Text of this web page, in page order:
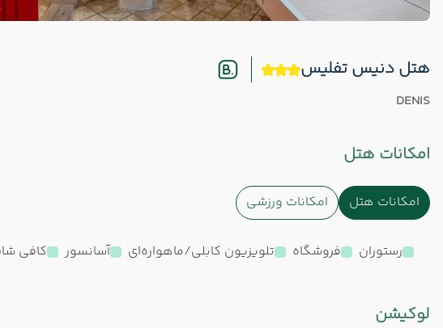
هتل دنیس تفلیس
DENIS
امکانات هتل
امکانات هتل امکانات ورزشی
رستوران فروشگاه تلویزیون کابلی/ماهواره‌ای آسانسور کافی
لوکیشن